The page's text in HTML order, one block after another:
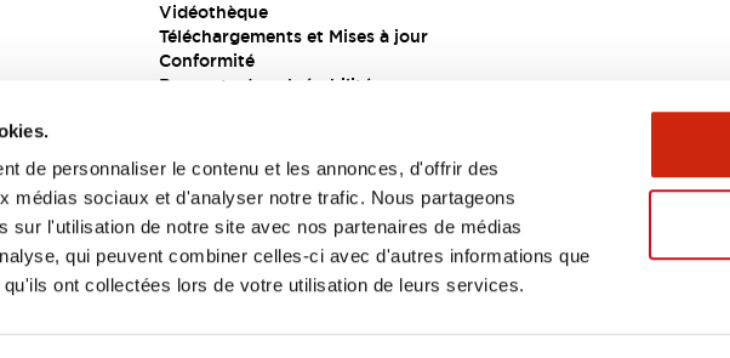
de personnaliser le contenu et les annonces, d'offrir des
médias sociaux et d'analyser notre trafic. Nous partageons
sur l'utilisation de notre site avec nos partenaires de médias
qui peuvent combiner celles-ci avec d'autres informations que
ont collectées lors de votre utilisation de leurs services.
Vidéothèque
Téléchargements et Mises à jour
Conformité
Rapports de vulnérabilité
générales